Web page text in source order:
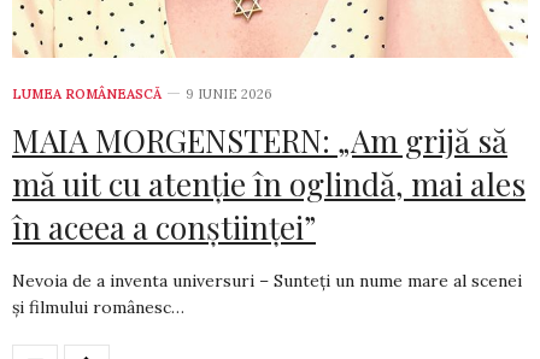
LUMEA ROMÂNEASCĂ 9 IUNIE 2026
MAIA MORGENSTERN: „Am grijă să
mă uit cu atenție în oglindă, mai ales
în aceea a conștiinței”
Nevoia de a inventa universuri – Sunteți un nume mare al scenei
și filmului românesc…